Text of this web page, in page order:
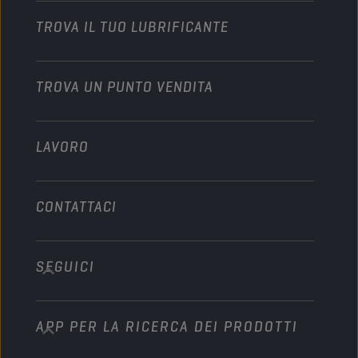
Motocicli & Veicoli fuoristrada
Industria
Motori marini
Veicoli pesanti
TROVA IL TUO LUBRIFICANTE
TROVA UN PUNTO VENDITA
LAVORO
CONTATTACI
info@championlubes.com
+32 3 870 00 20
Georges Gilliotstraat, 52 2620 Hemiksem
SEGUICI
APP PER LA RICERCA DEI PRODOTTI